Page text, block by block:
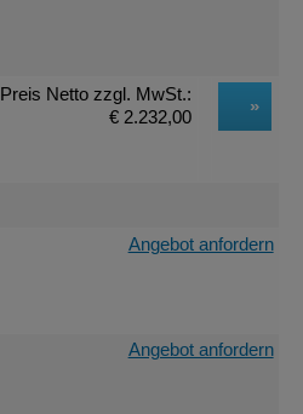
Preis Netto zzgl. MwSt.:
€ 2.232,00
Angebot anfordern
Angebot anfordern